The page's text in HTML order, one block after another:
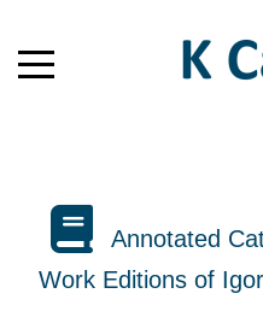
Annotated
Work Editions of